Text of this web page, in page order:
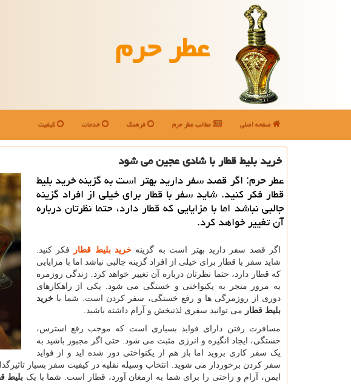
عطر حرم
صفحه اصلی مطالب عطر حرم فرهنگ خدمات کیفیت
خرید بلیط قطار با شادی عجین می شود
عطر حرم: اگر قصد سفر دارید بهتر است به گزینه خرید بلیط
قطار فكر كنید. شاید سفر با قطار برای خیلی از افراد گزینه
جالبی نباشد اما با مزایایی كه قطار دارد، حتما نظرتان درباره
آن تغییر خواهد كرد.
اگر قصد سفر دارید بهتر است به گزینه خرید بلیط قطار
فکر کنید.
شاید سفر با قطار برای خیلی از افراد گزینه جالبی نباشد اما با مزایایی
که قطار دارد، حتما نظرتان درباره آن تغییر خواهد کرد. زندگی روزمره
به مرور منجر به یکنواختی و خستگی می شود. یکی از راهکارهای
دوری از روزمرگی ها و رفع خستگی، سفر کردن است. شما باخرید
بلیط قطار می توانید سفری لذتبخش و آرام داشته باشید.
مسافرت رفتن دارای فواید بسیاری است که موجب رفع استرس،
خستگی، ایجاد انگیزه و انرژی مثبت می شود. حتی اگر مجبور باشید به
یک سفر کاری بروید اما باز هم از یکنواختی دور شده اید و از فواید
سفر کردن برخوردار می شوید. انتخاب وسیله نقلیه در کیفیت سفر بسیار
ایمن، آرام و راحتی را برای شما به ارمغان آورد، قطار است. شما با یک بلیط